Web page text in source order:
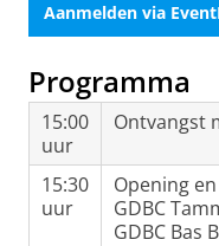
Aanmelden via
Programma
15:00
uur
Ontvangst
15:30
uur
Opening
GDBC
GDBC Bas